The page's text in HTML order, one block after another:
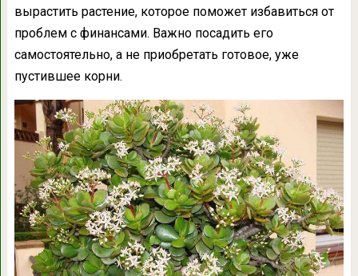
вырастить растение, которое поможет избавиться от
проблем с финансами. Важно посадить его
самостоятельно, а не приобретать готовое, уже
пустившее корни.